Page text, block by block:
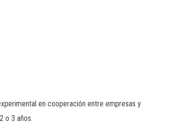
en cooperación entre empresas y
o 3 años.